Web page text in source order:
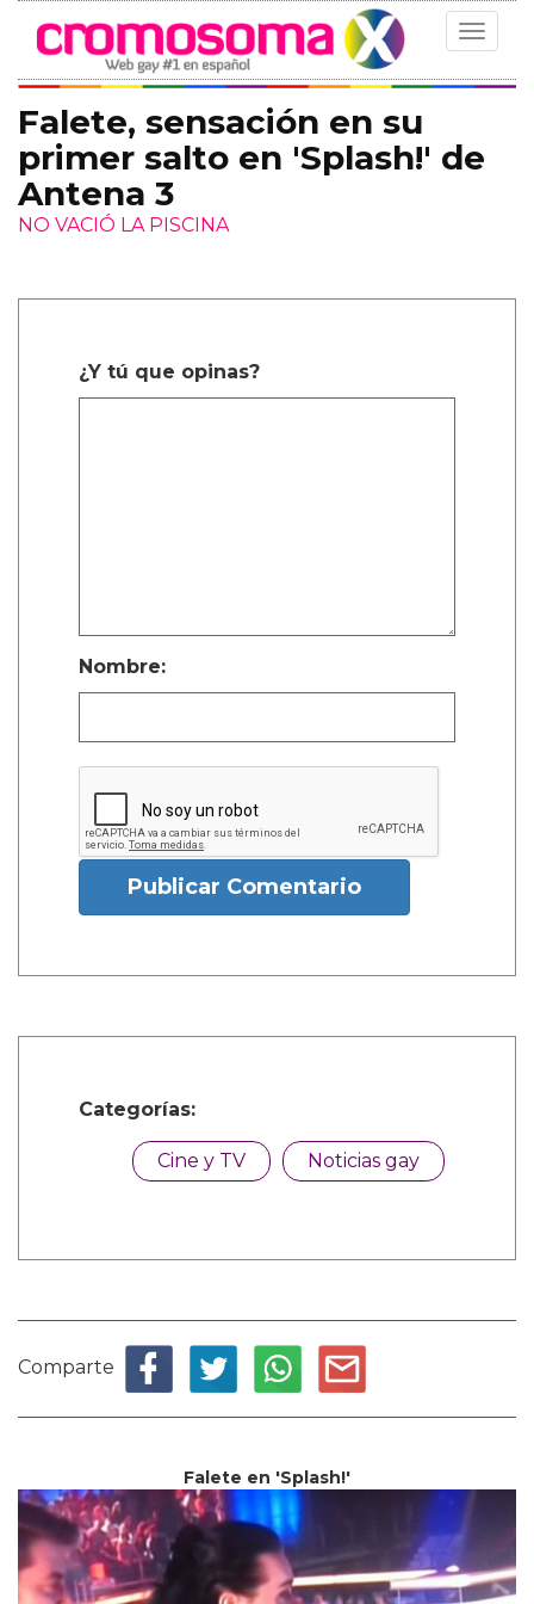
Toggle
Falete, sensación en su
primer salto en 'Splash!' de
Antena 3
NO VACIÓ LA PISCINA
¿Y tú que opinas?
Nombre:
Publicar Comentario
Categorías:
Cine y TV Noticias gay
Comparte
Falete en 'Splash!'